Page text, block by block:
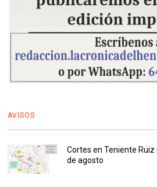
AVISOS
Cortes en Teniente
de agosto